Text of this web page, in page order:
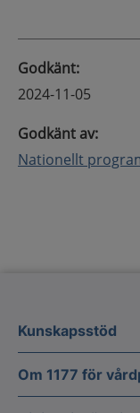
Godkänt:
2024-11-05
Godkänt av:
Nationellt
Kunskapsstöd
Om 1177 för